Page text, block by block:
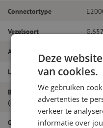
Connectortype
Vezelsoort
Aantal vezels
Lengte 21m
Buitendiameter
(mm)
2.0
Grade B
Deze
van cookies.
We gebruiken
advertenties te
verkeer te
informatie over